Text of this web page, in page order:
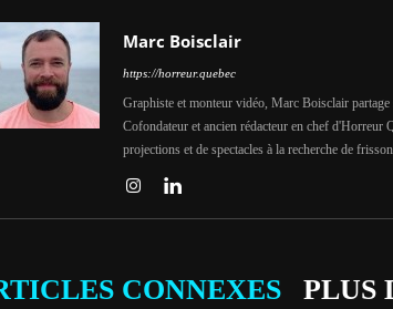
Marc Boisclair
https://horreur.quebec
Graphiste et monteur vidéo, Marc Boisclair
Cofondateur et ancien rédacteur en chef d'Horreur
projections et de spectacles à la recherche de
CONNEXES PLUS